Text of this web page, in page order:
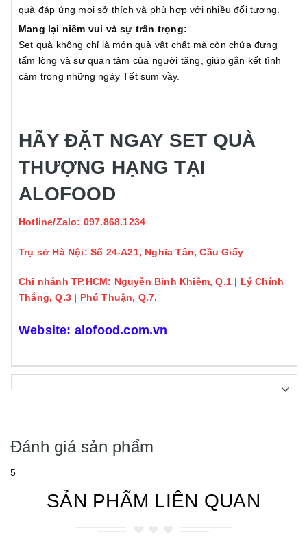
quà đáp ứng mọi sở thích và phù hợp với nhiều đối tượng.
Mang lại niềm vui và sự trân trọng:
Set quà không chỉ là món quà vật chất mà còn chứa đựng
tấm lòng và sự quan tâm của người tặng, giúp gắn kết tình
cảm trong những ngày Tết sum vầy.
HÃY ĐẶT NGAY SET QUÀ
THƯỢNG HẠNG TẠI
ALOFOOD
Hotline/Zalo: 097.868.1234
Trụ sở Hà Nội: Số 24-A21, Nghĩa Tân, Cầu Giấy
Chi nhánh TP.HCM: Nguyễn Bỉnh Khiêm, Q.1 | Lý Chính
Thắng, Q.3 | Phú Thuận, Q.7.
Website: alofood.com.vn
Đánh giá sản phẩm
5
SẢN PHẨM LIÊN QUAN